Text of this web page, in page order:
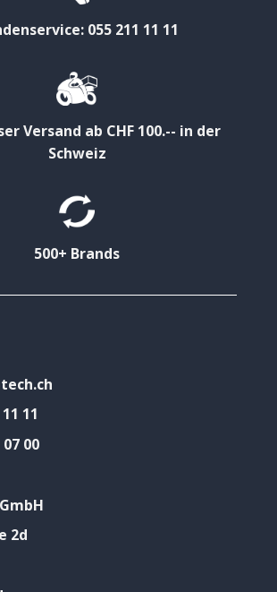
055 211 11 11
Versand ab CHF 100.-- in der
Schweiz
500+ Brands
11
07 00
2d